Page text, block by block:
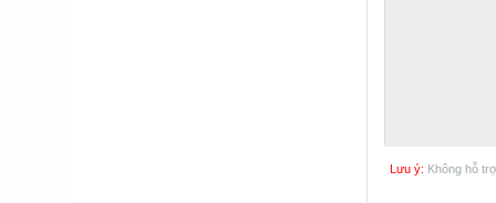
Lưu ý: Không hỗ